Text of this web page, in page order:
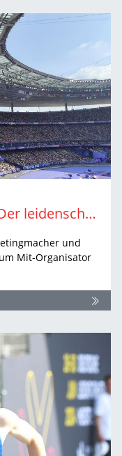
Olympia | Alain Blondel - Der leidenschaftliche Olympiamacher und perfekte Regisseur
und
Mit-Organisator